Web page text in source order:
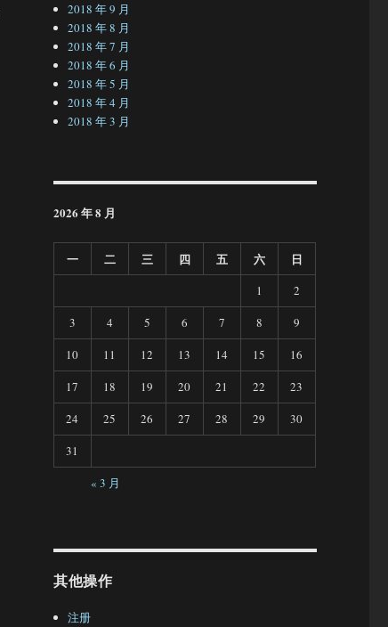
2018 年 9 月
2018 年 8 月
2018 年 7 月
2018 年 6 月
2018 年 5 月
2018 年 4 月
2018 年 3 月
2026 年 8 月
一 二 三 四 五 六 日
1
2
3
4 5 6 7 8
9
10
11 12 13 14 15
16
17
18 19 20 21 22
23
24
25 26 27 28 29
30
31
« 3 月
其他操作
注册